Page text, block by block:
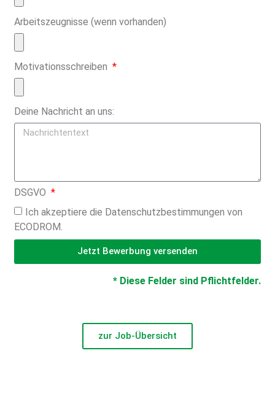
Arbeitszeugnisse (wenn vorhanden)
Motivationsschreiben
Deine Nachricht an uns:
DSGVO
Ich akzeptiere die Datenschutzbestimmungen von
ECODROM.
Jetzt Bewerbung versenden
* Diese Felder sind Pflichtfelder.
zur Job-Übersicht